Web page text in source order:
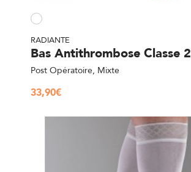
RADIANTE
Bas Antithrombose Classe 2
Post Opératoire, Mixte
33,90€